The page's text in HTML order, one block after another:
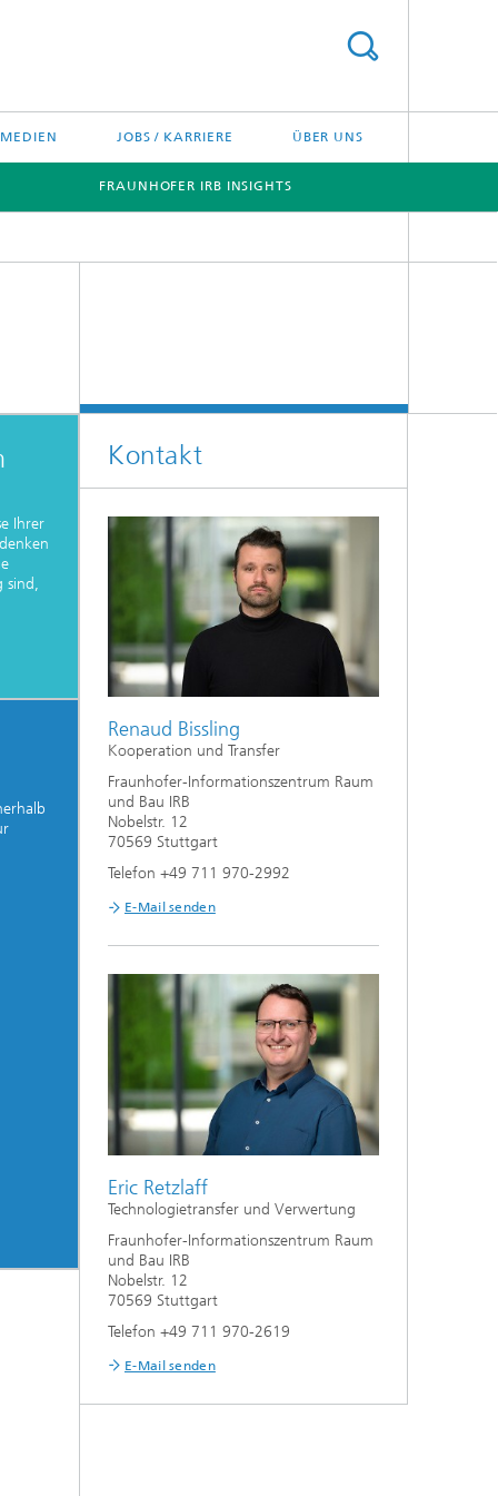
MEDIEN JOBS / KARRIERE ÜBER UNS
FRAUNHOFER IRB INSIGHTS
Ihrer
sind,
Kontakt
Renaud Bissling
Kooperation und Transfer
Fraunhofer-Informationszentrum Raum
und Bau IRB
Nobelstr. 12
70569 Stuttgart
Telefon +49 711 970-2992
E-Mail senden
Eric Retzlaff
Technologietransfer und Verwertung
Fraunhofer-Informationszentrum Raum
und Bau IRB
Nobelstr. 12
70569 Stuttgart
Telefon +49 711 970-2619
E-Mail senden